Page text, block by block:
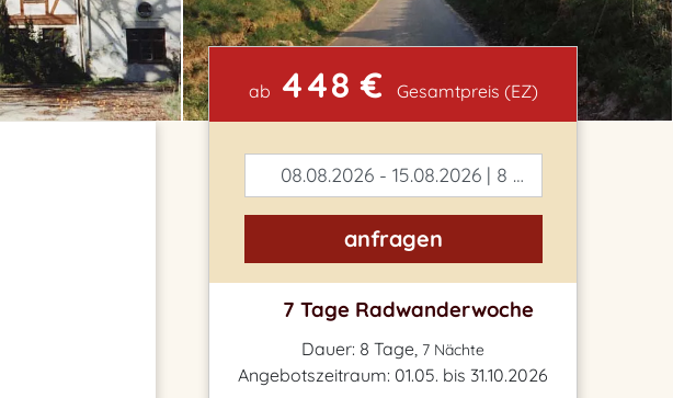
ab 448 € Gesamtpreis (EZ)
08.08.2026 - 15.08.2026 | 8 Tage
anfragen
7 Tage Radwanderwoche
Dauer: 8 Tage, 7 Nächte
Angebotszeitraum: 01.05. bis 31.10.2026